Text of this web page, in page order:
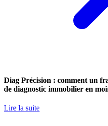
Diag Précision : comment un
de diagnostic immobilier en
Lire la suite